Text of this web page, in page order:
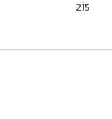
215